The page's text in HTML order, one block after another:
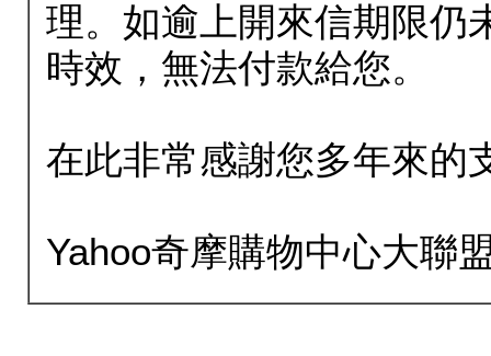
理。如逾上開來信期限仍
時效，無法付款給您。
在此非常感謝您多年來的
Yahoo奇摩購物中心大